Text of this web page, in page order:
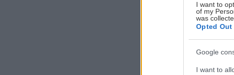
I want to
of my
was
Opted Out
Google
I want to